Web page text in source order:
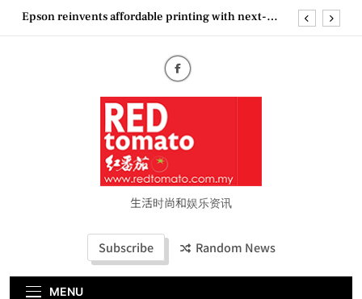
SkipEpson reinvents affordable printing with next-
“See Her Heal – 1,000 Untold Stories” 为马来西亚
妈妈提供分享剖腹产复原历程的空间
Vietjet Thailand Gears Up for Kuala Lumpur–
Bangkok Service Launch on9 October
Epson reinvents affordable printing with next-
generation EcoTank Series
Couture Fashion Week Malaysia 2026– Press
妈妈提供分享剖腹产复原历程的空间
生活时尚和娱乐资讯
Subscribe Random News
MENU